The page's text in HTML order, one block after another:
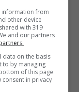
information from
other device
with 319
and our partners
data on the basis
to by managing
of this page
in privacy